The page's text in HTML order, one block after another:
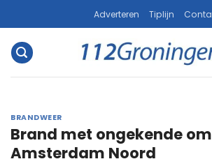
naar
inhoud
Adverteren Tiplijn
BRANDWEER
Brand met ongekende
Amsterdam Noord